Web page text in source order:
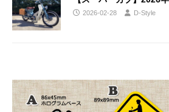
2026-02-28 D-Style